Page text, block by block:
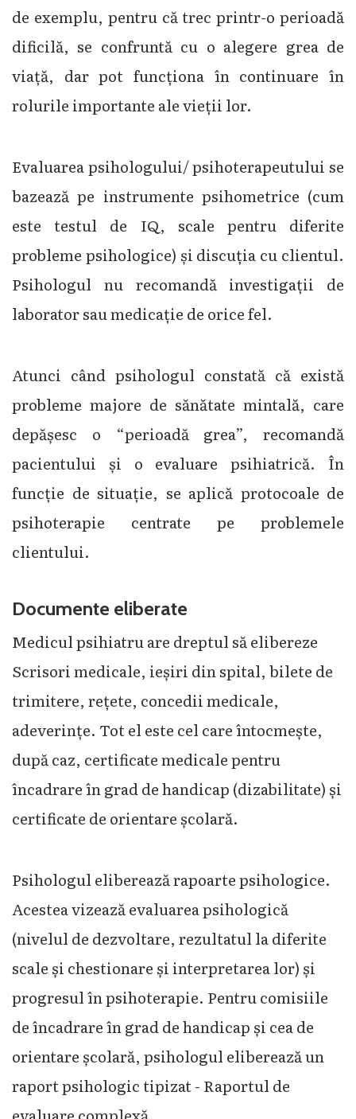
de exemplu, pentru că trec printr-o perioadă
dificilă, se confruntă cu o alegere grea de
viață, dar pot funcționa în continuare în
rolurile importante ale vieții lor.
Evaluarea psihologului/ psihoterapeutului se
bazează pe instrumente psihometrice (cum
este testul de IQ, scale pentru diferite
probleme psihologice) și discuția cu clientul.
Psihologul nu recomandă investigații de
laborator sau medicație de orice fel.
Atunci când psihologul constată că există
probleme majore de sănătate mintală, care
depășesc o “perioadă grea”, recomandă
pacientului și o evaluare psihiatrică. În
funcție de situație, se aplică protocoale de
psihoterapie centrate pe problemele
clientului.
Documente eliberate
Medicul psihiatru are dreptul să elibereze
Scrisori medicale, ieșiri din spital, bilete de
trimitere, rețete, concedii medicale,
adeverințe. Tot el este cel care întocmește,
după caz, certificate medicale pentru
încadrare în grad de handicap (dizabilitate) și
certificate de orientare școlară.
Psihologul eliberează rapoarte psihologice.
Acestea vizează evaluarea psihologică
(nivelul de dezvoltare, rezultatul la diferite
scale și chestionare și interpretarea lor) și
progresul în psihoterapie. Pentru comisiile
de încadrare în grad de handicap și cea de
orientare școlară, psihologul eliberează un
raport psihologic tipizat - Raportul de